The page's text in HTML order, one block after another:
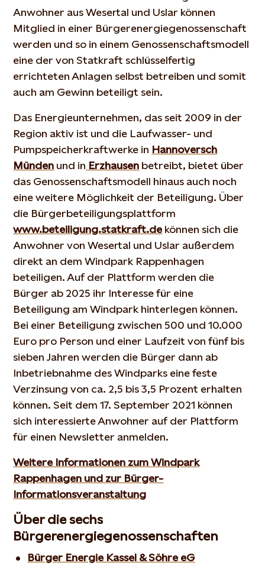
Anwohner aus Wesertal und Uslar können
Mitglied in einer Bürgerenergiegenossenschaft
werden und so in einem Genossenschaftsmodell
eine der von Statkraft schlüsselfertig
errichteten Anlagen selbst betreiben und somit
auch am Gewinn beteiligt sein.
Das Energieunternehmen, das seit 2009 in der
Region aktiv ist und die Laufwasser- und
Pumpspeicherkraftwerke in Hannoversch
Münden und in Erzhausen betreibt, bietet über
das Genossenschaftsmodell hinaus auch noch
eine weitere Möglichkeit der Beteiligung. Über
die Bürgerbeteiligungsplattform
www.beteiligung.statkraft.de können sich die
Anwohner von Wesertal und Uslar außerdem
direkt an dem Windpark Rappenhagen
beteiligen. Auf der Plattform werden die
Bürger ab 2025 ihr Interesse für eine
Beteiligung am Windpark hinterlegen können.
Bei einer Beteiligung zwischen 500 und 10.000
Euro pro Person und einer Laufzeit von fünf bis
sieben Jahren werden die Bürger dann ab
Inbetriebnahme des Windparks eine feste
Verzinsung von ca. 2,5 bis 3,5 Prozent erhalten
können. Seit dem 17. September 2021 können
sich interessierte Anwohner auf der Plattform
für einen Newsletter anmelden.
Weitere Informationen zum Windpark
Rappenhagen und zur Bürger-
Informationsveranstaltung
Über die sechs
Bürgerenergiegenossenschaften
Bürger Energie Kassel & Söhre eG